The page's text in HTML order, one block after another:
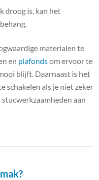
droog is, kan het
materialen te
en plafondsom ervoor te
blijft. Daarnaast is het
schakelen als je niet zeker
aan